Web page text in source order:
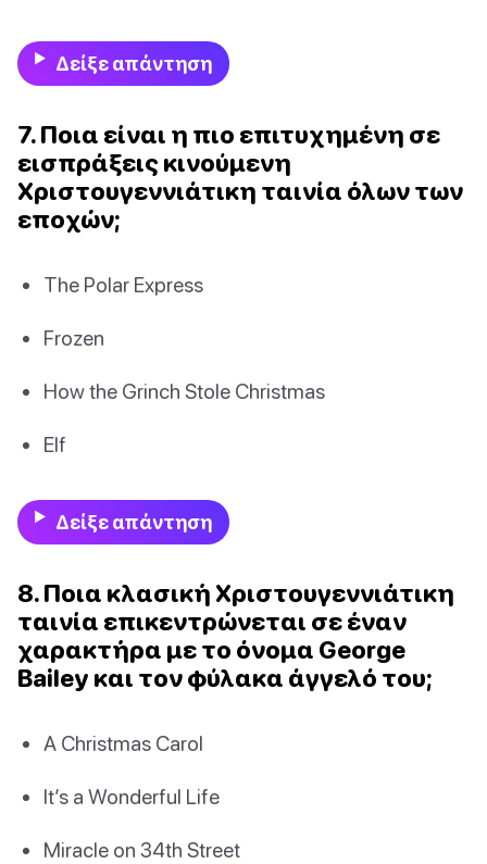
Δείξε απάντηση
7. Ποια είναι η πιο επιτυχημένη σε
εισπράξεις κινούμενη
Χριστουγεννιάτικη ταινία όλων των
εποχών;
The Polar Express
Frozen
How the Grinch Stole Christmas
Elf
Δείξε απάντηση
8. Ποια κλασική Χριστουγεννιάτικη
ταινία επικεντρώνεται σε έναν
χαρακτήρα με το όνομα George
Bailey και τον φύλακα άγγελό του;
A Christmas Carol
It’s a Wonderful Life
Miracle on 34th Street